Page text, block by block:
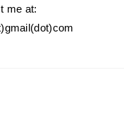
me at: